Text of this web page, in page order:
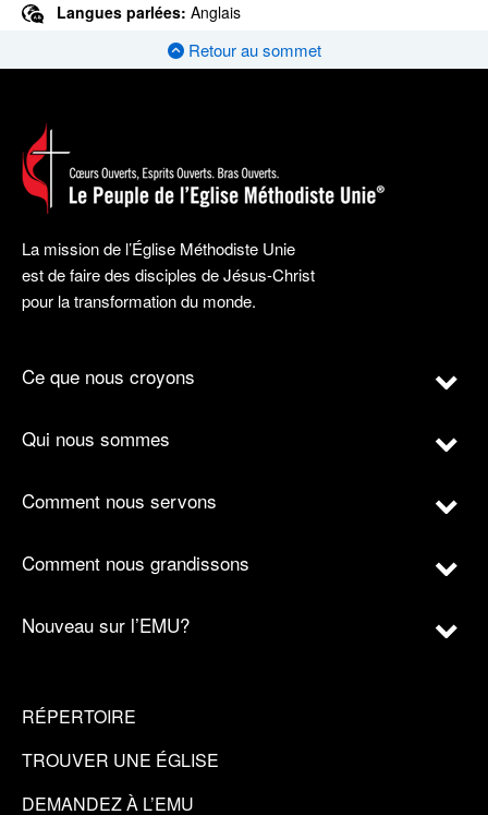
Langues parlées: Anglais
Retour au sommet
La mission de l’Église Méthodiste Unie
est de faire des disciples de Jésus-Christ
pour la transformation du monde.
Ce que nous croyons
Qui nous sommes
Comment nous servons
Comment nous grandissons
Nouveau sur l’EMU?
RÉPERTOIRE
TROUVER UNE ÉGLISE
DEMANDEZ À L’EMU